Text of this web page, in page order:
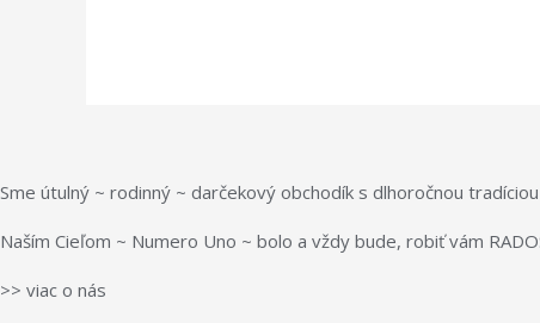
Sme útulný ~ rodinný ~ darčekový obchodík s dlhoročnou
Naším Cieľom ~ Numero Uno ~ bolo a vždy bude, robiť vám
>> viac o nás